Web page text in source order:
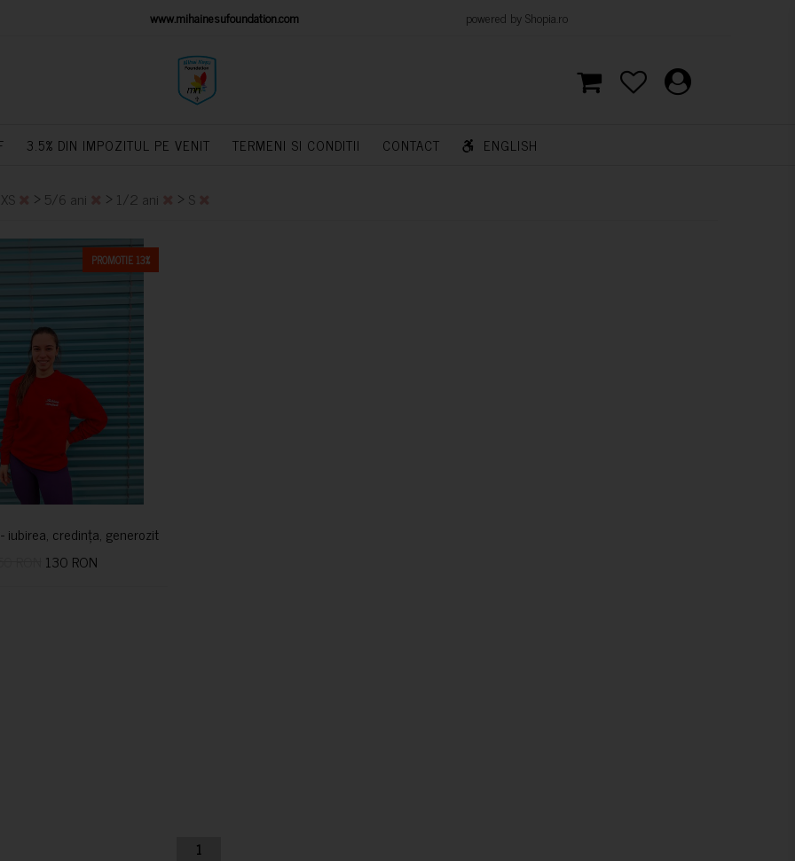
PLATFORM www.mihainesufoundation.com powered by Shopia.ro
3.5% DIN IMPOZITUL PE VENIT TERMENI SI CONDITII CONTACT ENGLISH
XS > 5/6 ani > 1/2 ani > S
PROMOTIE 13%
iubirea, credința, generozitatea vindecă
130 RON
CUMPARA
1